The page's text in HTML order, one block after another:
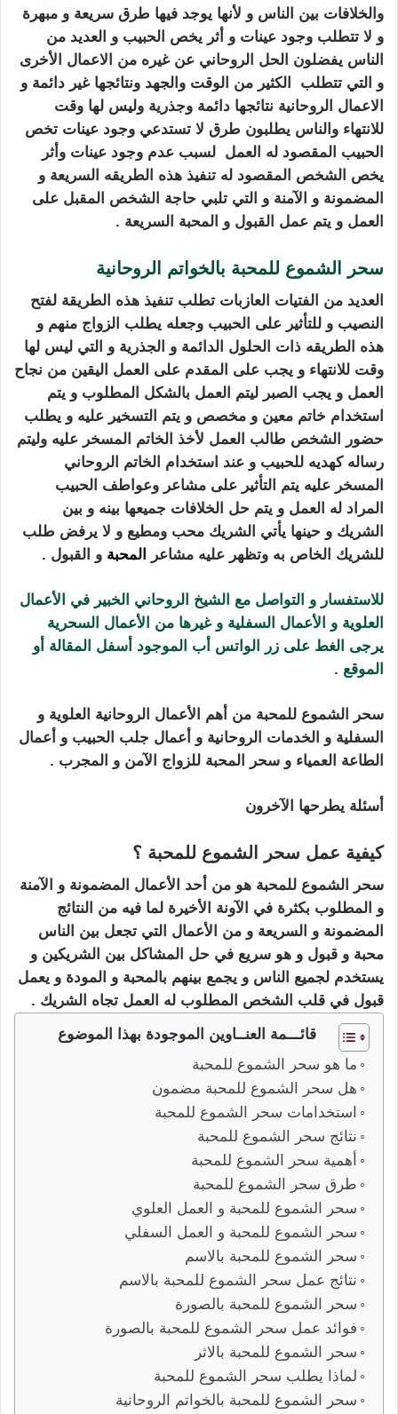
والخلافات بين الناس و لأنها يوجد فيها طرق سريعة و مبهرة
و لا تتطلب وجود عينات و أثر يخص الحبيب و العديد من
الناس يفضلون الحل الروحاني عن غيره من الاعمال الأخرى
و التي تتطلب الكثير من الوقت والجهد ونتائجها غير دائمة و
الاعمال الروحانية نتائجها دائمة وجذرية وليس لها وقت
للانتهاء والناس يطلبون طرق لا تستدعي وجود عينات تخص
الحبيب المقصود له العمل لسبب عدم وجود عينات وأثر
يخص الشخص المقصود له تنفيذ هذه الطريقه السريعة و
المضمونة و الآمنة و التي تلبي حاجة الشخص المقبل على
العمل و يتم عمل القبول و المحبة السريعة .
سحر الشموع للمحبة بالخواتم الروحانية
العديد من الفتيات العازبات تطلب تنفيذ هذه الطريقة لفتح
النصيب و للتأثير على الحبيب وجعله يطلب الزواج منهم و
هذه الطريقه ذات الحلول الدائمة و الجذرية و التي ليس لها
وقت للانتهاء و يجب على المقدم على العمل اليقين من نجاح
العمل و يجب الصبر ليتم العمل بالشكل المطلوب و يتم
استخدام خاتم معين و مخصص و يتم التسخير عليه و يطلب
حضور الشخص طالب العمل لأخذ الخاتم المسخر عليه وليتم
رساله كهديه للحبيب و عند استخدام الخاتم الروحاني
المسخر عليه يتم التأثير على مشاعر وعواطف الحبيب
المراد له العمل و يتم حل الخلافات جميعها بينه و بين
الشريك و حينها يأتي الشريك محب ومطيع و لا يرفض طلب
للشريك الخاص به وتظهر عليه مشاعر
المحبة و القبول .
للاستفسار و التواصل مع الشيخ الروحاني الخبير في الأعمال
العلوية و الأعمال السفلية و غيرها من الأعمال السحرية
يرجى الغط على زر الواتس أب الموجود أسفل المقالة أو
الموقع .
سحر الشموع للمحبة من أهم الأعمال الروحانية العلوية و
السفلية و الخدمات الروحانية و أعمال جلب الحبيب و أعمال
الطاعة العمياء و سحر المحبة للزواج الآمن و المجرب .
أسئلة يطرحها الآخرون
كيفية عمل سحر الشموع للمحبة ؟
سحر الشموع للمحبة هو من أحد الأعمال المضمونة و الآمنة
و المطلوب بكثرة في الآونة الأخيرة لما فيه من النتائج
المضمونة و السريعة و من الأعمال التي تجعل بين الناس
محبة و قبول و هو سريع في حل المشاكل بين الشريكين و
يستخدم لجميع الناس و يجمع بينهم بالمحبة و المودة و يعمل
قبول في قلب الشخص المطلوب له العمل تجاه الشريك .
قائـــمة العنــاوين الموجودة بهذا الموضوع
ما هو سحر الشموع للمحبة
هل سحر الشموع للمحبة مضمون
استخدامات سحر الشموع للمحبة
نتائج سحر الشموع للمحبة
أهمية سحر الشموع للمحبة
طرق سحر الشموع للمحبة
سحر الشموع للمحبة و العمل العلوي
سحر الشموع للمحبة و العمل السفلي
سحر الشموع للمحبة بالاسم
نتائج عمل سحر الشموع للمحبة بالاسم
سحر الشموع للمحبة بالصورة
فوائد عمل سحر الشموع للمحبة بالصورة
سحر الشموع للمحبة بالاثر
لماذا يطلب سحر الشموع للمحبة
سحر الشموع للمحبة بالخواتم الروحانية